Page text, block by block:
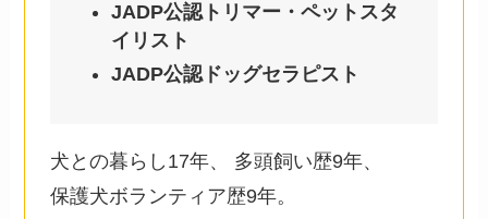
JADP公認トリマー・ペットスタ
イリスト
JADP公認ドッグセラピスト
犬との暮らし17年、 多頭飼い歴9年、
保護犬ボランティア歴9年。